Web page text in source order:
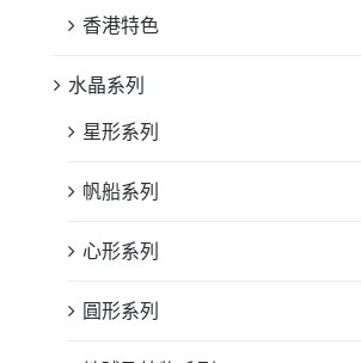
香港特色
水晶系列
星形系列
帆船系列
心形系列
圓形系列